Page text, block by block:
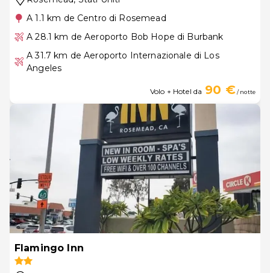
A 1.1 km de Centro di Rosemead
A 28.1 km de Aeroporto Bob Hope di Burbank
A 31.7 km de Aeroporto Internazionale di Los
Angeles
Volo + Hotel da 90 €/ notte
Flamingo Inn